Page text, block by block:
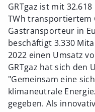
GRTgaz ist mit
TWh transportiertem
Gastransporteur in
beschäftigt 3.330
2022 einen Umsatz
GRTgaz hat sich den
"Gemeinsam eine
klimaneutrale
gegeben. Als